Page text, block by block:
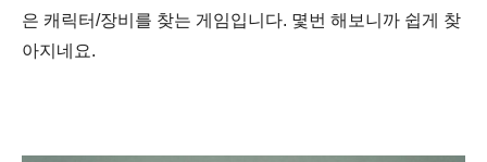
은 캐릭터/장비를 찾는 게임입니다. 몇번 해보니까 쉽게 찾
아지네요.